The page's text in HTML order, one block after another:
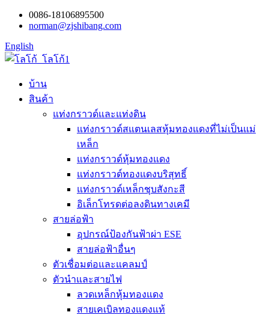
0086-18106895500
norman@zjshibang.com
English
บ้าน
สินค้า
แท่งกราวด์และแท่งดิน
แท่งกราวด์สแตนเลสหุ้มทองแดงที่ไม่เป็นแม่
เหล็ก
แท่งกราวด์หุ้มทองแดง
แท่งกราวด์ทองแดงบริสุทธิ์
แท่งกราวด์เหล็กชุบสังกะสี
อิเล็กโทรดต่อลงดินทางเคมี
สายล่อฟ้า
อุปกรณ์ป้องกันฟ้าผ่า ESE
สายล่อฟ้าอื่นๆ
ตัวเชื่อมต่อและแคลมป์
ตัวนำและสายไฟ
ลวดเหล็กหุ้มทองแดง
สายเคเบิลทองแดงแท้